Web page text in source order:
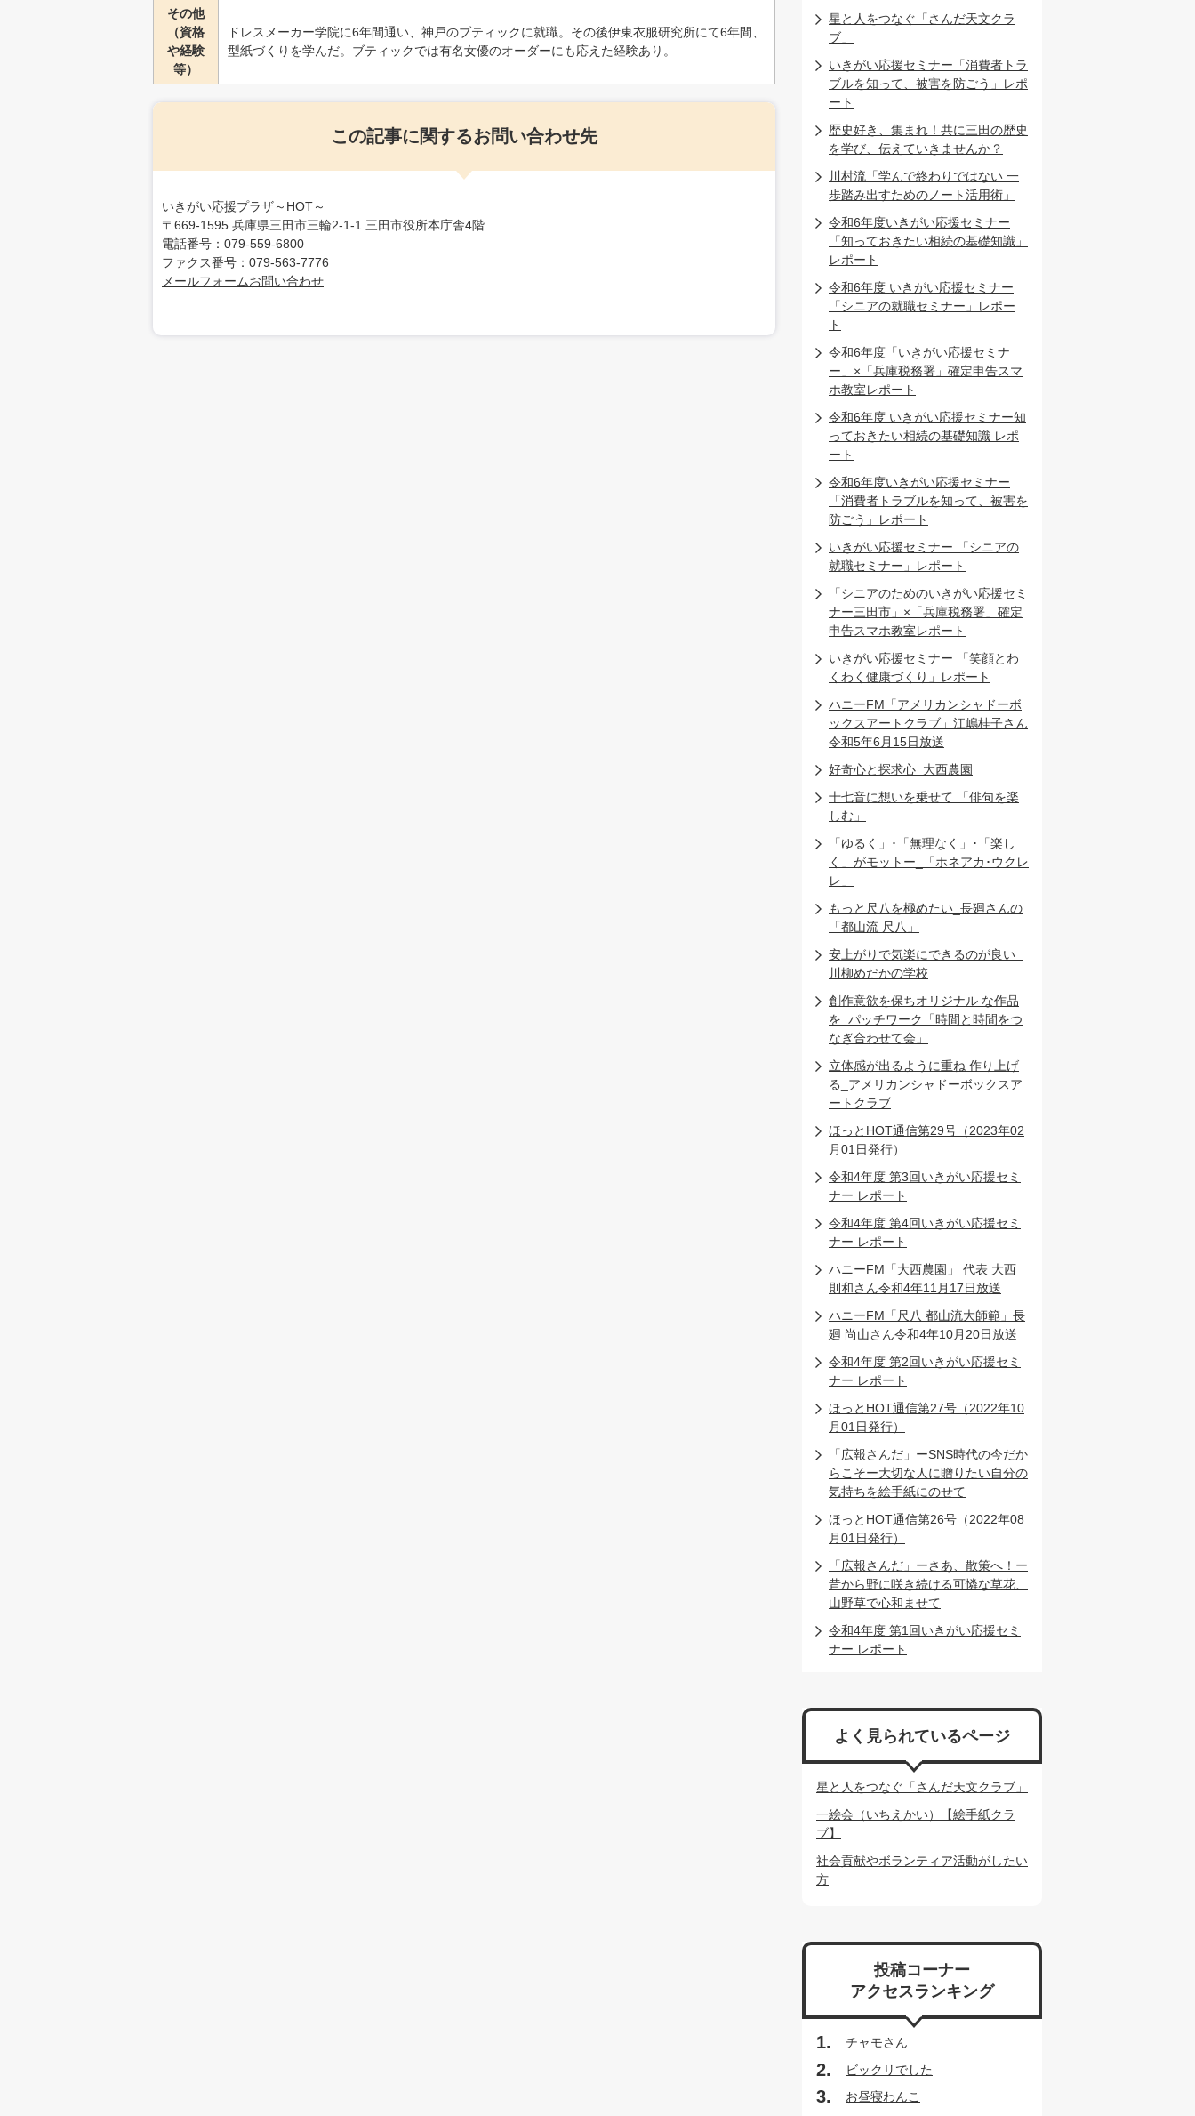
その他
（資格
や経験
等）
ドレスメーカー学院に6年間通い、神戸のブティックに就職。その後伊東衣服研究所にて6年間、
型紙づくりを学んだ。ブティックでは有名女優のオーダーにも応えた経験あり。
この記事に関するお問い合わせ先
いきがい応援プラザ～HOT～
〒669-1595 兵庫県三田市三輪2-1-1 三田市役所本庁舎4階
電話番号：079-559-6800
ファクス番号：079-563-7776
メールフォームお問い合わせ
星と人をつなぐ「さんだ天文クラ
ブ」
いきがい応援セミナー「消費者トラ
ブルを知って、被害を防ごう」レポ
ート
歴史好き、集まれ！共に三田の歴史
を学び、伝えていきませんか？
川村流「学んで終わりではない 一
歩踏み出すためのノート活用術」
令和6年度いきがい応援セミナー
「知っておきたい相続の基礎知識」
レポート
令和6年度 いきがい応援セミナー
「シニアの就職セミナー」レポー
ト
令和6年度「いきがい応援セミナ
ー」×「兵庫税務署」確定申告スマ
ホ教室レポート
令和6年度 いきがい応援セミナー知
っておきたい相続の基礎知識 レポ
ート
令和6年度いきがい応援セミナー
「消費者トラブルを知って、被害を
防ごう」レポート
いきがい応援セミナー 「シニアの
就職セミナー」レポート
「シニアのためのいきがい応援セミ
ナー三田市」×「兵庫税務署」確定
申告スマホ教室レポート
いきがい応援セミナー 「笑顔とわ
くわく健康づくり」レポート
ハニーFM「アメリカンシャドーボ
ックスアートクラブ」江嶋桂子さん
令和5年6月15日放送
好奇心と探求心_大西農園
十七音に想いを乗せて 「俳句を楽
しむ」
「ゆるく」･「無理なく」･「楽し
く」がモットー_「ホネアカ･ウクレ
レ」
もっと尺八を極めたい_長廻さんの
「都山流 尺八」
安上がりで気楽にできるのが良い_
川柳めだかの学校
創作意欲を保ちオリジナル な作品
を_パッチワーク「時間と時間をつ
なぎ合わせて会」
立体感が出るように重ね 作り上げ
る_アメリカンシャドーボックスア
ートクラブ
ほっとHOT通信第29号（2023年02
月01日発行）
令和4年度 第3回いきがい応援セミ
ナー レポート
令和4年度 第4回いきがい応援セミ
ナー レポート
ハニーFM「大西農園」 代表 大西
則和さん令和4年11月17日放送
ハニーFM「尺八 都山流大師範」長
廻 尚山さん令和4年10月20日放送
令和4年度 第2回いきがい応援セミ
ナー レポート
ほっとHOT通信第27号（2022年10
月01日発行）
「広報さんだ」ーSNS時代の今だか
らこそー大切な人に贈りたい自分の
気持ちを絵手紙にのせて
ほっとHOT通信第26号（2022年08
月01日発行）
「広報さんだ」ーさあ、散策へ！ー
昔から野に咲き続ける可憐な草花、
山野草で心和ませて
令和4年度 第1回いきがい応援セミ
ナー レポート
よく見られているページ
星と人をつなぐ「さんだ天文クラブ」
一絵会（いちえかい）【絵手紙クラ
ブ】
社会貢献やボランティア活動がしたい
方
投稿コーナー
アクセスランキング
チャモさん
ビックリでした
お昼寝わんこ